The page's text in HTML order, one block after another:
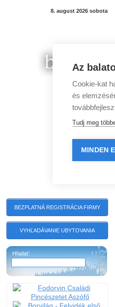
8. august 2026 sobota
BEZPLATNÁ REGISTRÁCIA FIRMY
VYHĽADÁVANIE UBYTOVANIA
Hľadať:
Az
Cookie-kat
és
Tudj meg
MINDEN